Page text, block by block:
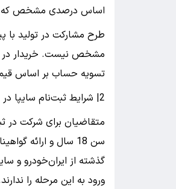
اساس درصدی مشخص که
طرح مشارکت در تولید
مشخص نیست. خریدار در هر
تسویه حساب بر اساس
2| شرایط ثبت‌نام سایپا در خرداد 1405
متقاضیان برای شرکت در
ورود به این مرحله را